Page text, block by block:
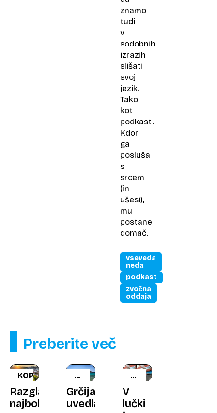
znamo
tudi
v
sodobnih
izrazih
slišati
svoj
jezik.
Tako
kot
podkast.
Kdor
ga
posluša
s
srcem
(in
ušesi),
mu
postane
domač.
vseveda
neda
podkast
zvočna
oddaja
Preberite več
KOPENHAGEN
Razglasili
najbolj
DRAŽJE
TAKSE
Grčija
uvedla
NA
V
lučki